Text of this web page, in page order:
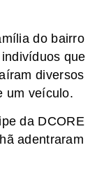
do bairro
que
diversos
um veículo.
da DCORE
adentraram